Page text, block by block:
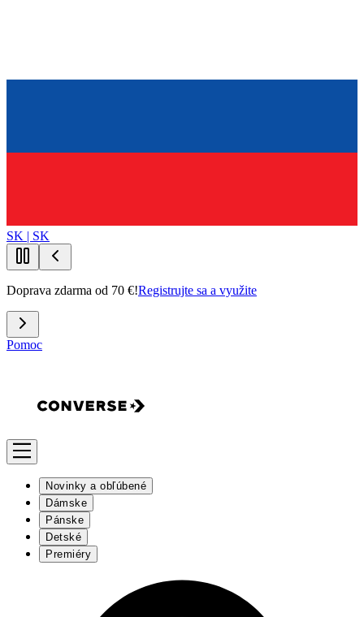
SK | SK
Doprava zdarma od 70 €!Registrujte sa a využite
Pomoc
Novinky a obľúbené
Dámske
Pánske
Detské
Premiéry